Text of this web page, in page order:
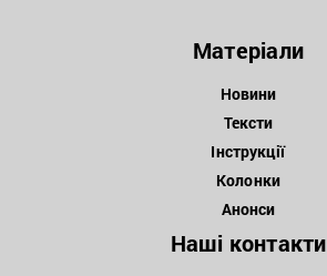
Матеріали
Новини
Тексти
Інструкції
Колонки
Анонси
Наші контакти